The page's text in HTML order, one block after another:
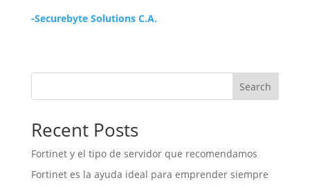
-Securebyte Solutions C.A.
Search
Recent Posts
Fortinet y el tipo de servidor que recomendamos
Fortinet es la ayuda ideal para emprender siempre